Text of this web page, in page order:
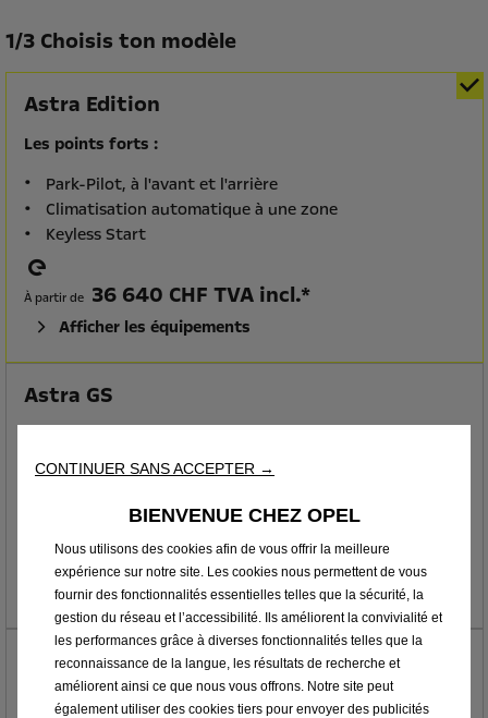
1/3 Choisis ton modèle
Astra Edition
Les points forts :
Park-Pilot, à l'avant et l'arrière
Climatisation automatique à une zone
Keyless Start
À partir de 36 640 CHF TVA incl.*
Afficher les équipements
Astra GS
Rétroviseur extérieur - rabattable électriquement
À partir de 39 740 CHF TVA incl.*
Afficher les équipements
Astra Ultimate
Les points forts :
CONTINUER SANS ACCEPTER →
BIENVENUE CHEZ OPEL
Nous utilisons des cookies afin de vous offrir la meilleure
expérience sur notre site. Les cookies nous permettent de vous
fournir des fonctionnalités essentielles telles que la sécurité, la
gestion du réseau et l’accessibilité. Ils améliorent la convivialité et
les performances grâce à diverses fonctionnalités telles que la
reconnaissance de la langue, les résultats de recherche et
améliorent ainsi ce que nous vous offrons. Notre site peut
également utiliser des cookies tiers pour envoyer des publicités